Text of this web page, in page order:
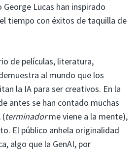
Lucas han inspirado
tiempo con éxitos de taquilla de
de películas, literatura,
al mundo que los
la IA para ser creativos. En la
antes se han contado muchas
(terminador me viene a la mente),
El público anhela originalidad
algo que la GenAI, por